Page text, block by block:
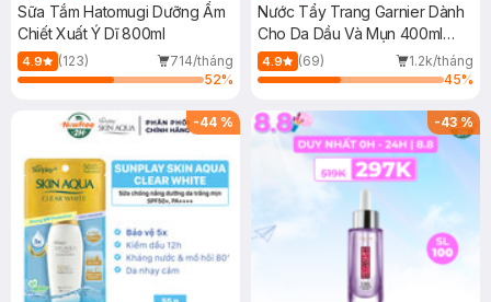
Sữa Tắm Hatomugi Dưỡng Ẩm
Chiết Xuất Ý Dĩ 800ml
4.9 (123)
714/tháng
52%
Nước Tẩy Trang Garnier Dành
Cho Da Dầu Và Mụn 400ml
(Mới)
4.9 (69)
1.2k/tháng
45%
-44 % -43%